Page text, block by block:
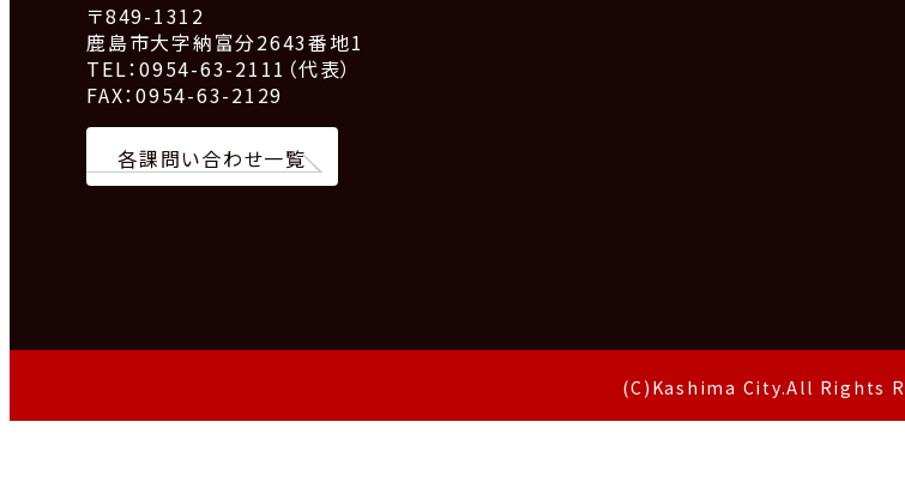
〒849-1312
鹿島市大字納富分2643番地1
TEL：0954-63-2111（代表）
FAX：0954-63-2129
各課問い合わせ一覧
(C)Kashima City.All Rights